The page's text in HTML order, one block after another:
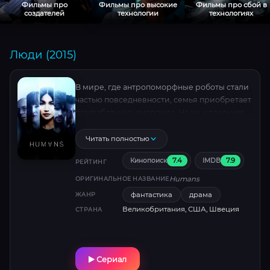
Фильмы про
создателей
Фильмы про высокие
технологии
Фильмы про сбой в
технологиях
Люди (2015)
В мире, где антропоморфные роботы стали
частью повседневности, семья приобретает
проявлять пугающую человечность.
Завораживающий синтез фантастики и
психологической драмы, где граница между
искуственным интеллектом и душой
Читать полностью
РЕЙТИНГ Кинопоиск 7.4 IMDB 7.9
ОРИГИНАЛЬНОЕ НАЗВАНИЕHumans
ЖАНР фантастика драма
СТРАНА Великобритания, США, Швеция
Сериал